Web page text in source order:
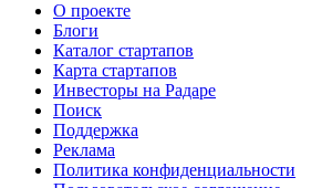
О проекте
Блоги
Каталог стартапов
Карта стартапов
Инвесторы на Радаре
Поиск
Поддержка
Реклама
Политика конфиденциальности